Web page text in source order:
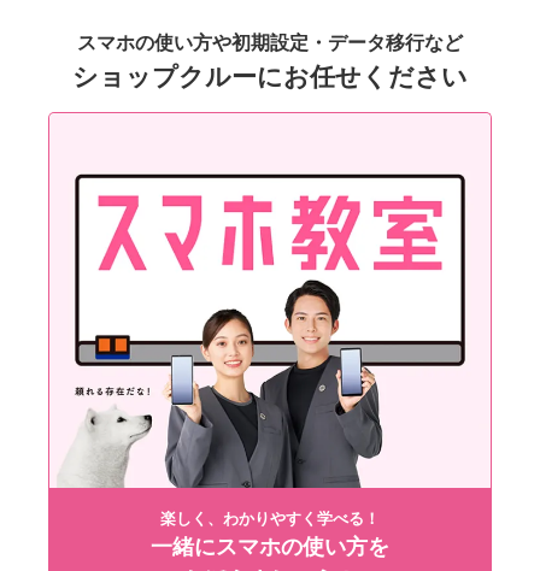
スマホの使い方や初期設定・データ移行など
ショップクルーにお任せください
楽しく、わかりやすく学べる！
一緒にスマホの使い方を